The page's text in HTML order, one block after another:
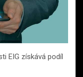
EIG získává podíl